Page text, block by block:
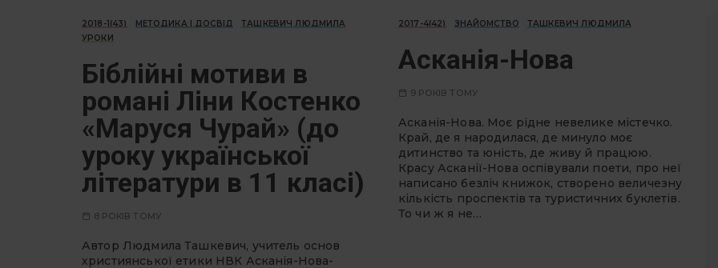
2018-1(43) МЕТОДИКА І ДОСВІД
ТАШКЕВИЧ ЛЮДМИЛА
УРОКИ
Біблійні мотиви в
романі Ліни Костенко
«Маруся Чурай» (до
уроку української
літератури в 11 класі)
8 РОКІВ ТОМУ
Автор Людмила Ташкевич, учитель основ
християнської етики НВК Асканія-Нова-
2017-4(42) ЗНАЙОМСТВО ТАШКЕВИЧ ЛЮДМИЛА
Асканія-Нова
9 РОКІВ ТОМУ
Асканія-Нова. Моє рідне невелике містечко.
Край, де я народилася, де минуло моє
дитинство та юність, де живу й працюю.
Красу Асканії-Нова оспівували поети, про неї
написано безліч книжок, створено величезну
кількість проспектів та туристичних буклетів.
То чи ж я не…